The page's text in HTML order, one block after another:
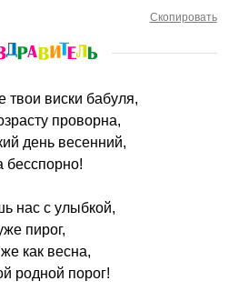
Скопировать
твои виски бабуля,
проворна,
день весенний,
бесспорно!
нас с улыбкой,
пирог,
как весна,
родной порог!